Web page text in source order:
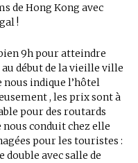
de Hong Kong avec
!
9h pour atteindre
début de la vieille ville
indique l’hôtel
, les prix sont à
pour des routards
conduit chez elle
pour les touristes :
double avec salle de